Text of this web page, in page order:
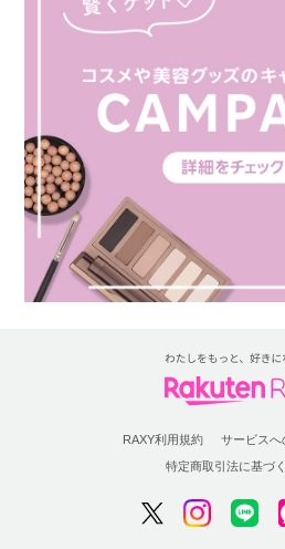
RAXY利用規約
サービスへ
特定商取引法に基づ